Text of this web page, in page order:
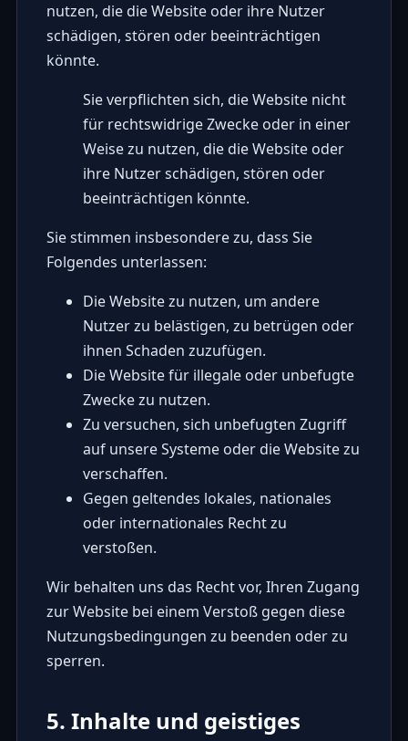
nutzen, die die Website oder ihre Nutzer
schädigen, stören oder beeinträchtigen
könnte.
Sie verpflichten sich, die Website nicht
für rechtswidrige Zwecke oder in einer
Weise zu nutzen, die die Website oder
ihre Nutzer schädigen, stören oder
beeinträchtigen könnte.
Sie stimmen insbesondere zu, dass Sie
Folgendes unterlassen:
Die Website zu nutzen, um andere
Nutzer zu belästigen, zu betrügen oder
ihnen Schaden zuzufügen.
Die Website für illegale oder unbefugte
Zwecke zu nutzen.
Zu versuchen, sich unbefugten Zugriff
auf unsere Systeme oder die Website zu
verschaffen.
Gegen geltendes lokales, nationales
oder internationales Recht zu
verstoßen.
Wir behalten uns das Recht vor, Ihren Zugang
zur Website bei einem Verstoß gegen diese
Nutzungsbedingungen zu beenden oder zu
sperren.
5. Inhalte und geistiges